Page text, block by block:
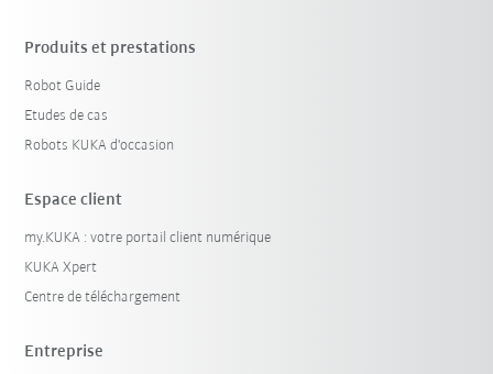
Produits et prestations
Robot Guide
Etudes de cas
Robots KUKA d'occasion
Espace client
my.KUKA : votre portail client numérique
KUKA Xpert
Centre de téléchargement
Entreprise